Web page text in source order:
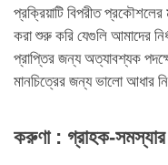
প্রক্রিয়াটি বিপরীত
করা শুরু করি যেগুলি আমাদের
প্রাপ্তির জন্য অত্যাবশ্যক
মানচিত্রের জন্য ভালো আধার
করুণা : গ্রাহক-